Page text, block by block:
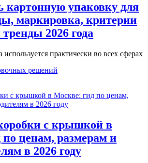
картонную упаковку для
маркировка, критерии
2026 года
используется практически во всех сферах
решений
с крышкой в
ценам, размерам и
в 2026 году